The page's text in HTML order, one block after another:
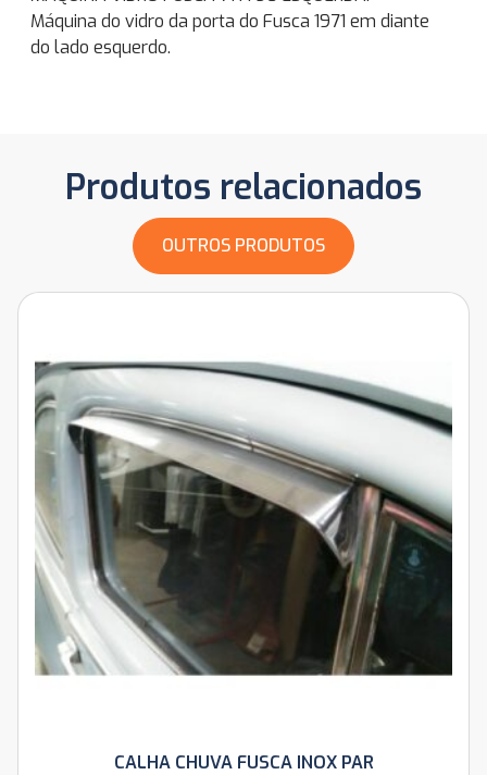
Máquina do vidro da porta do Fusca 1971 em diante
do lado esquerdo.
Produtos relacionados
OUTROS PRODUTOS
CALHA CHUVA FUSCA INOX PAR